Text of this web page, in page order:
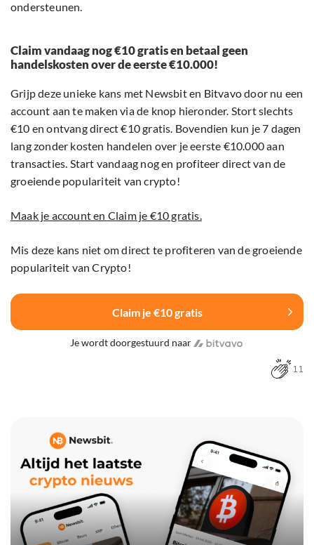
ondersteunen.
Claim vandaag nog €10 gratis en betaal geen
handelskosten over de eerste €10.000!
Grijp deze unieke kans met Newsbit en Bitvavo door nu een
account aan te maken via de knop hieronder. Stort slechts
€10 en ontvang direct €10 gratis. Bovendien kun je 7 dagen
lang zonder kosten handelen over je eerste €10.000 aan
transacties. Start vandaag nog en profiteer direct van de
groeiende populariteit van crypto!
Maak je account en Claim je €10 gratis.
Mis deze kans niet om direct te profiteren van de groeiende
populariteit van Crypto!
Claim je €10 gratis
Je wordt doorgestuurd naar
11